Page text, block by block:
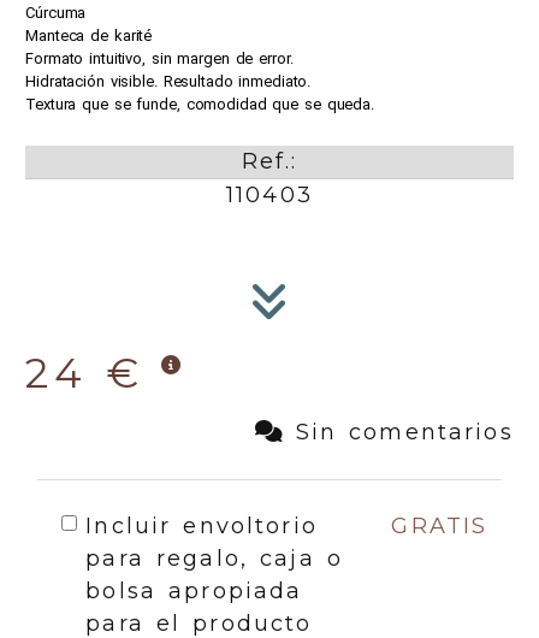
Cúrcuma
Manteca de karité
Formato intuitivo, sin margen de error.
Hidratación visible. Resultado inmediato.
Textura que se funde, comodidad que se queda.
Ref.:
110403
24 €
Sin comentarios
Incluir envoltorio
para regalo, caja o
bolsa apropiada
para el producto
GRATIS